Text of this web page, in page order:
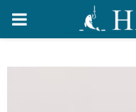
PRIMARY